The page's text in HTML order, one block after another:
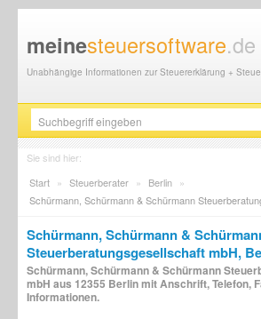
meinesteuersoftware.de
Unabhängige Informationen zur Steuererklärung +
Steuersoftware
Steuererklärung
Finanzamt
Steuerberater
Sie sind hier:
Start » Steuerberater » Berlin »
Schürmann, Schürmann & Schürmann
Schürmann, Schürmann &
Steuerberatungsgesellschaft mbH,
Schürmann, Schürmann & Schürmann
mbH aus 12355 Berlin mit Anschrift, Telefon,
Informationen.